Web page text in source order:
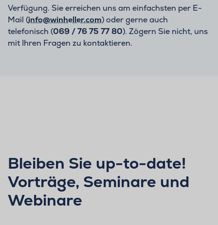
Verfügung. Sie erreichen uns am einfachsten per E-
Mail (info@winheller.com) oder gerne auch
telefonisch (069 / 76 75 77 80). Zögern Sie nicht, uns
mit Ihren Fragen zu kontaktieren.
Bleiben Sie up-to-date!
Vorträge, Seminare und
Webinare